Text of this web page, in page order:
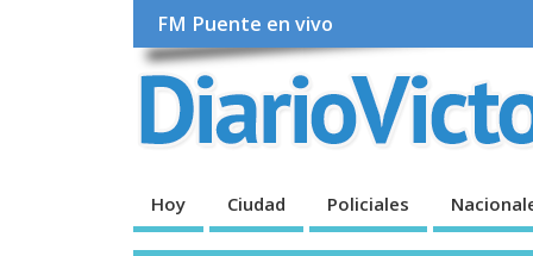
FM Puente en vivo
Hoy Ciudad Policiales